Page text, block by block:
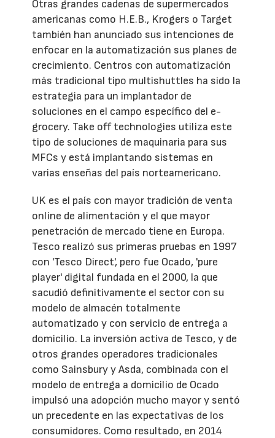
Otras grandes cadenas de supermercados
americanas como H.E.B., Krogers o Target
también han anunciado sus intenciones de
enfocar en la automatización sus planes de
crecimiento. Centros con automatización
más tradicional tipo multishuttles ha sido la
estrategia para un implantador de
soluciones en el campo específico del e-
grocery. Take off technologies utiliza este
tipo de soluciones de maquinaria para sus
MFCs y está implantando sistemas en
varias enseñas del país norteamericano.
UK es el país con mayor tradición de venta
online de alimentación y el que mayor
penetración de mercado tiene en Europa.
Tesco realizó sus primeras pruebas en 1997
con 'Tesco Direct', pero fue Ocado, 'pure
player' digital fundada en el 2000, la que
sacudió definitivamente el sector con su
modelo de almacén totalmente
automatizado y con servicio de entrega a
domicilio. La inversión activa de Tesco, y de
otros grandes operadores tradicionales
como Sainsbury y Asda, combinada con el
modelo de entrega a domicilio de Ocado
impulsó una adopción mucho mayor y sentó
un precedente en las expectativas de los
consumidores. Como resultado, en 2014